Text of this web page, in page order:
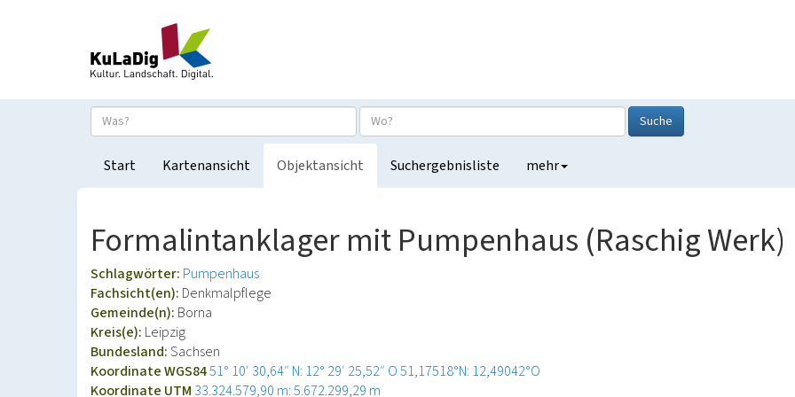
Suche
Start Kartenansicht Objektansicht Suchergebnisliste mehr
Formalintanklager mit Pumpenhaus (Raschig Werk)
Schlagwörter: Pumpenhaus
Fachsicht(en): Denkmalpflege
Gemeinde(n): Borna
Kreis(e): Leipzig
Bundesland:Sachsen
Koordinate WGS8451° 10′ 30,64″ N: 12° 29′ 25,52″ O51,17518°N: 12,49042°O
Koordinate UTM 33.324.579,90 m: 5.672.299,29 m